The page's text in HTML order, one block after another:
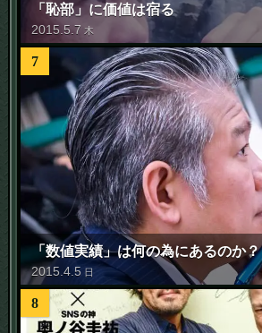
「恥部」に価値は宿る
2015 5 .7 木
7
「数値実績」は何の為にあるのか？
2015 .4 .5 日
8